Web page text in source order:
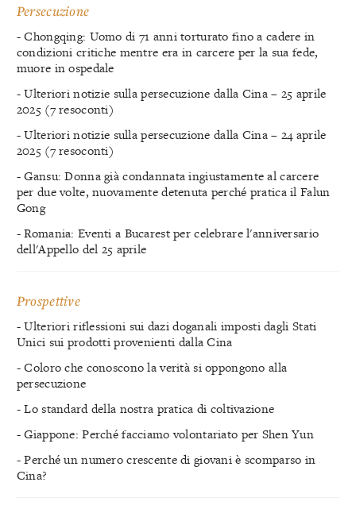
Persecuzione
- Chongqing: Uomo di 71 anni torturato fino a cadere in
condizioni critiche mentre era in carcere per la sua fede,
muore in ospedale
- Ulteriori notizie sulla persecuzione dalla Cina – 25 aprile
2025 (7 resoconti)
- Ulteriori notizie sulla persecuzione dalla Cina – 24 aprile
2025 (7 resoconti)
- Gansu: Donna già condannata ingiustamente al carcere
per due volte, nuovamente detenuta perché pratica il Falun
Gong
- Romania: Eventi a Bucarest per celebrare l'anniversario
dell'Appello del 25 aprile
Prospettive
- Ulteriori riflessioni sui dazi doganali imposti dagli Stati
Unici sui prodotti provenienti dalla Cina
- Coloro che conoscono la verità si oppongono alla
persecuzione
- Lo standard della nostra pratica di coltivazione
- Giappone: Perché facciamo volontariato per Shen Yun
- Perché un numero crescente di giovani è scomparso in
Cina?